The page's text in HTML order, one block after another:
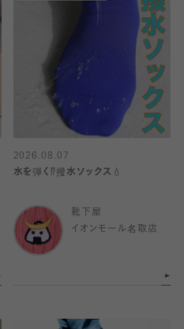
2026.08.07
水を弾く⁉️撥水ソックス💧
靴下屋
イオンモール名取店